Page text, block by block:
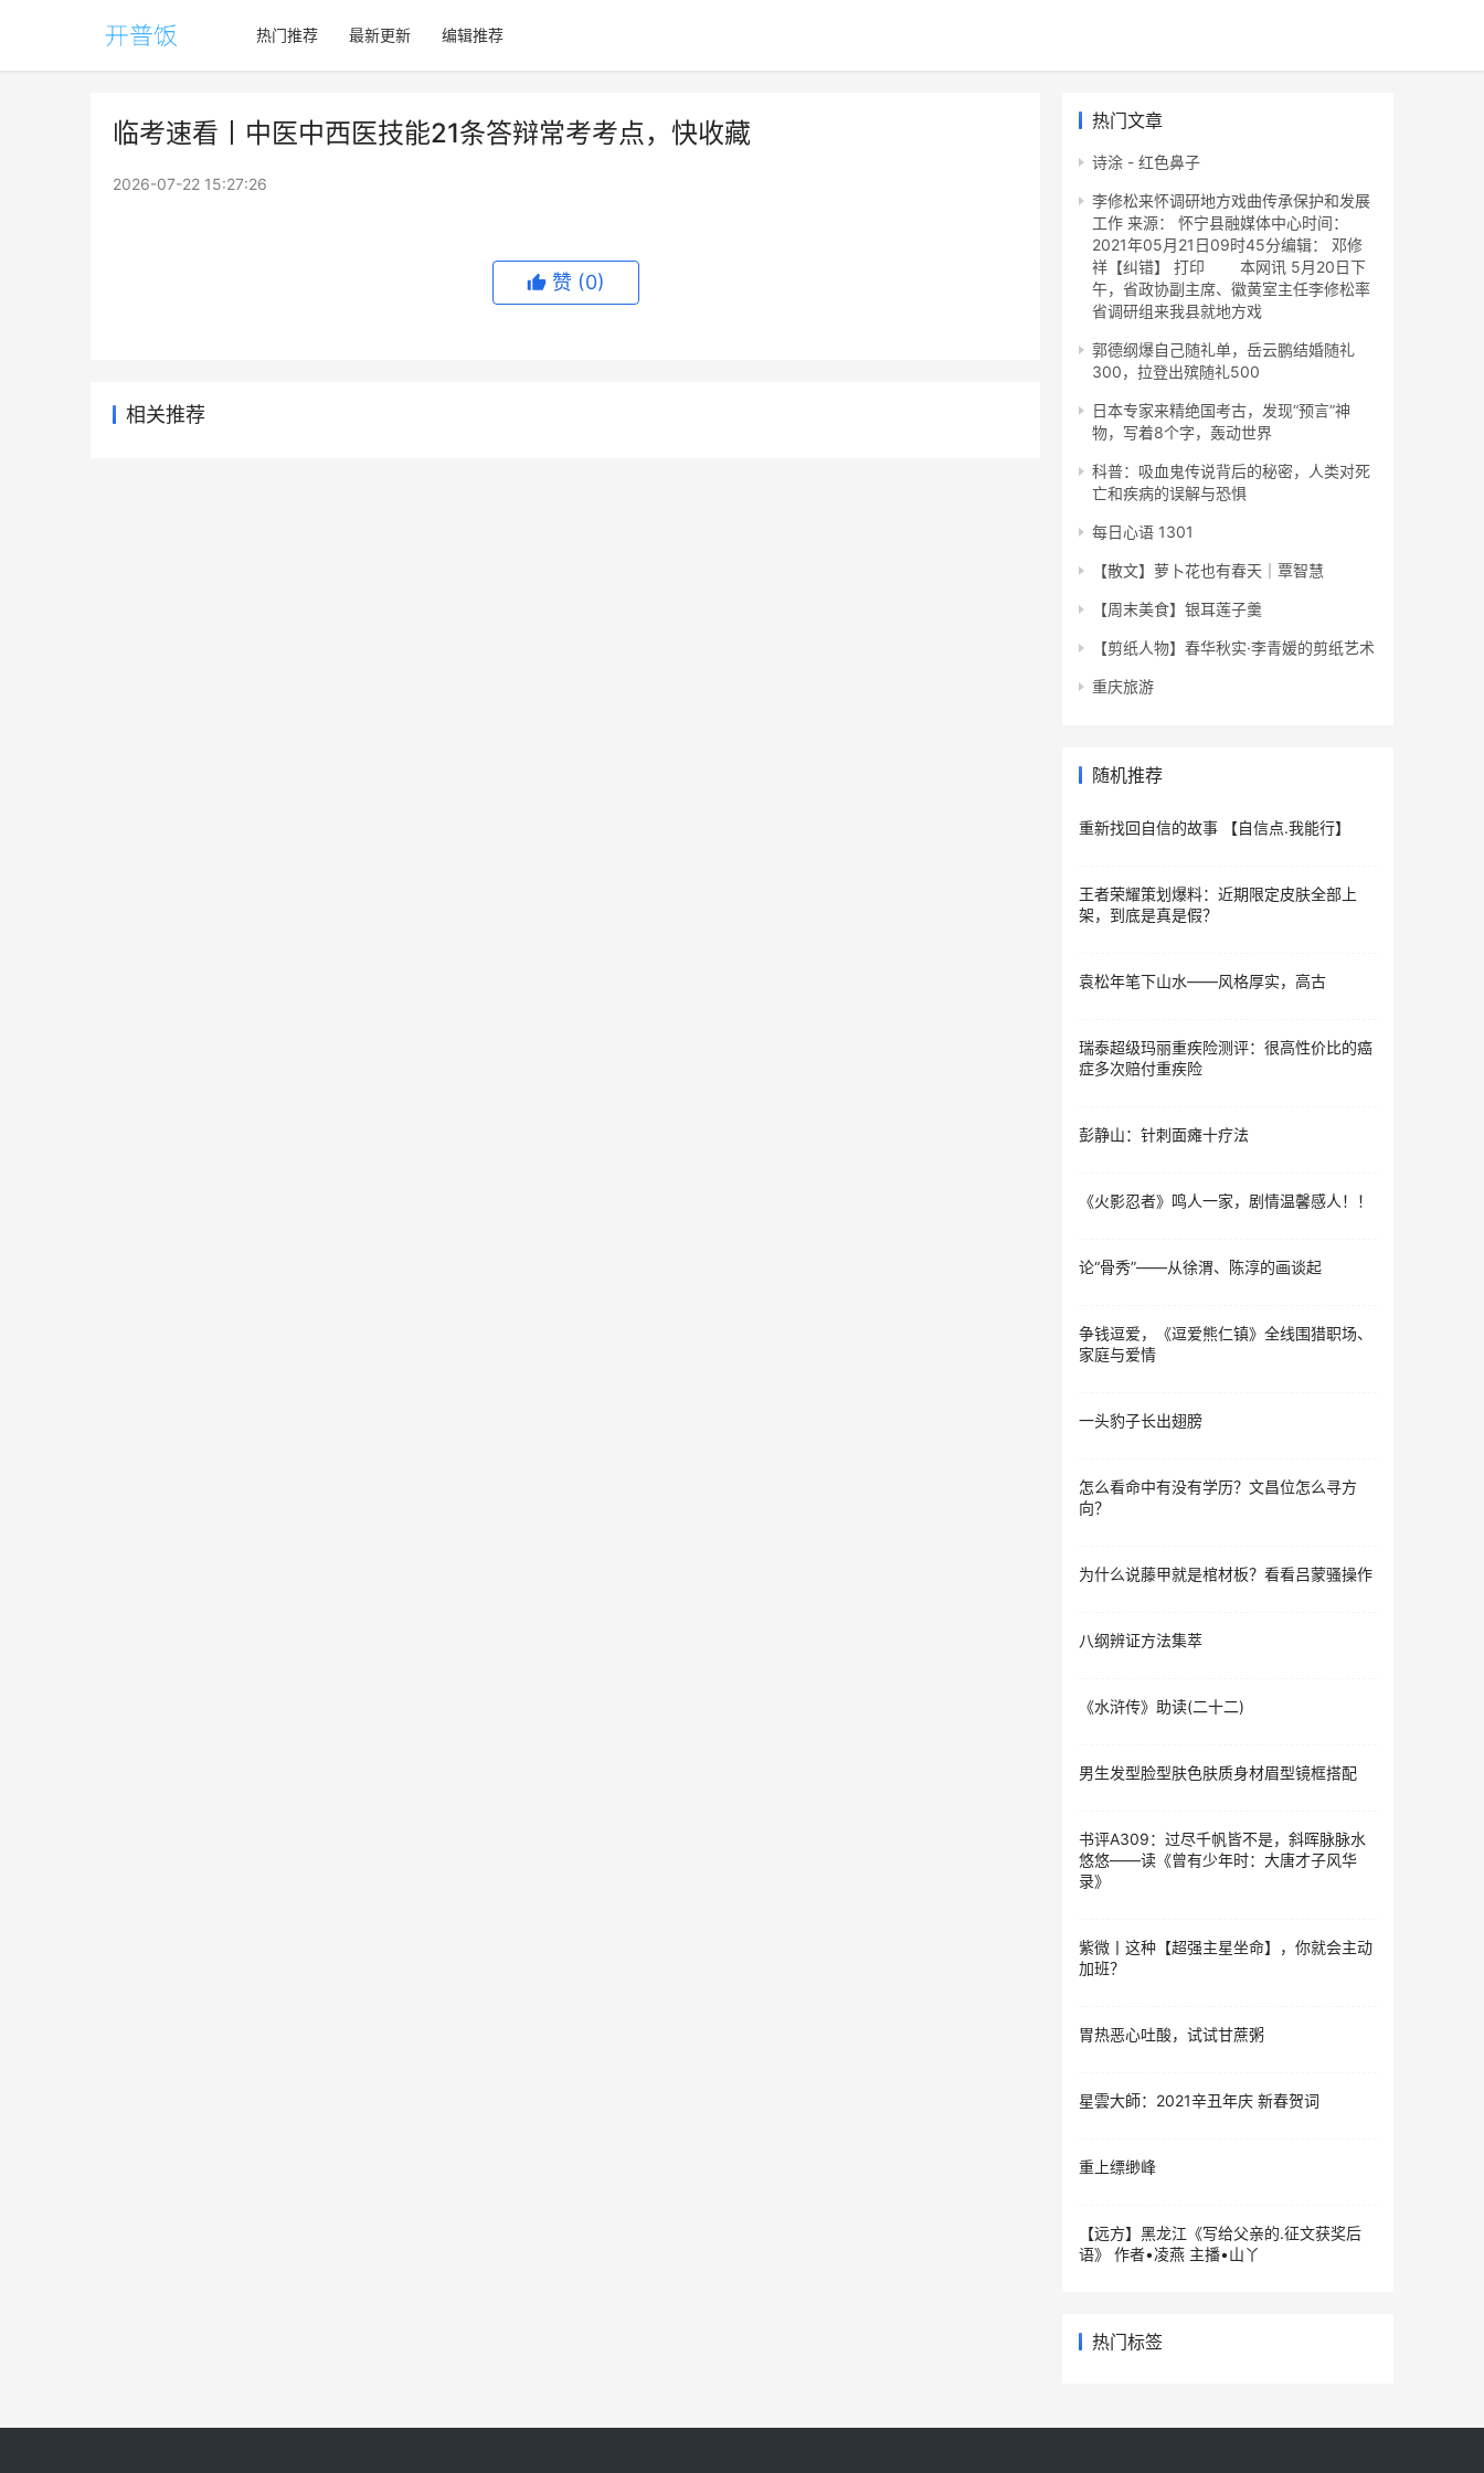
热门推荐 最新更新 编辑推荐
临考速看丨中医中西医技能21条答辩常考考点，快收藏
2026-07-22 15:27:26
赞 (0)
相关推荐
热门文章
诗涂 - 红色鼻子
李修松来怀调研地方戏曲传承保护和发展
工作 来源： 怀宁县融媒体中心时间：
2021年05月21日09时45分编辑： 邓修
祥【纠错】 打印 本网讯 5月20日下
午，省政协副主席、徽黄室主任李修松率
省调研组来我县就地方戏
郭德纲爆自己随礼单，岳云鹏结婚随礼
300，拉登出殡随礼500
日本专家来精绝国考古，发现“预言”神
物，写着8个字，轰动世界
科普：吸血鬼传说背后的秘密，人类对死
亡和疾病的误解与恐惧
每日心语 1301
​【散文】萝卜花也有春天｜​​覃智慧
【周末美食】银耳莲子羹
【剪纸人物】春华秋实·李青媛的剪纸艺术
重庆旅游
随机推荐
重新找回自信的故事 【自信点.我能行】
王者荣耀策划爆料：近期限定皮肤全部上
架，到底是真是假？
袁松年笔下山水——风格厚实，高古
瑞泰超级玛丽重疾险测评：很高性价比的癌
症多次赔付重疾险
彭静山：针刺面瘫十疗法
《火影忍者》鸣人一家，剧情温馨感人！！
论“骨秀”——从徐渭、陈淳的画谈起
争钱逗爱，《逗爱熊仁镇》全线围猎职场、
家庭与爱情
一头豹子长出翅膀
怎么看命中有没有学历？文昌位怎么寻方
向？
为什么说藤甲就是棺材板？看看吕蒙骚操作
八纲辨证方法集萃
《水浒传》助读(二十二)
男生发型脸型肤色肤质身材眉型镜框搭配
书评A309：过尽千帆皆不是，斜晖脉脉水
悠悠——读《曾有少年时：大唐才子风华
录》
紫微丨这种【超强主星坐命】，你就会主动
加班？
胃热恶心吐酸，试试甘蔗粥
星雲大師：2021辛丑年庆 新春贺词
重上缥缈峰
【远方】黑龙江《写给父亲的.征文获奖后
语》 作者•凌燕 主播•山丫
热门标签